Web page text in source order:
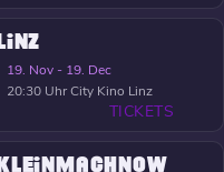
LINZ
19. Nov - 19. Dec
20:30 UhrCity Kino Linz
TICKETS
KLEINMACHNOW